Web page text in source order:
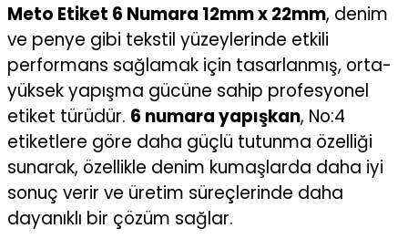
Meto Etiket 6 Numara 12mm x 22mm, denim
ve penye gibi tekstil yüzeylerinde etkili
performans sağlamak için tasarlanmış, orta-
yüksek yapışma gücüne sahip profesyonel
etiket türüdür. 6 numara yapışkan, No:4
etiketlere göre daha güçlü tutunma özelliği
sunarak, özellikle denim kumaşlarda daha iyi
sonuç verir ve üretim süreçlerinde daha
dayanıklı bir çözüm sağlar.